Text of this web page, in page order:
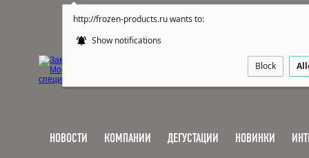
http://frozen-products.ru wants to:
Show notifications
Block
НОВОСТИ КОМПАНИИ ДЕГУСТАЦИИ НОВИНКИ